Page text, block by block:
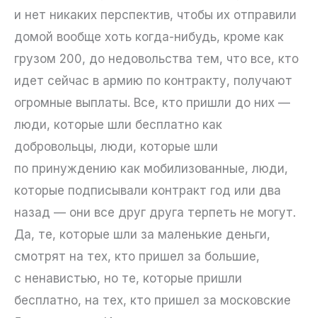
и нет никаких перспектив, чтобы их отправили
домой вообще хоть когда-нибудь, кроме как
грузом 200, до недовольства тем, что все, кто
идет сейчас в армию по контракту, получают
огромные выплаты. Все, кто пришли до них —
люди, которые шли бесплатно как
добровольцы, люди, которые шли
по принуждению как мобилизованные, люди,
которые подписывали контракт год или два
назад — они все друг друга терпеть не могут.
Да, те, которые шли за маленькие деньги,
смотрят на тех, кто пришел за большие,
с ненавистью, но те, которые пришли
бесплатно, на тех, кто пришел за московские